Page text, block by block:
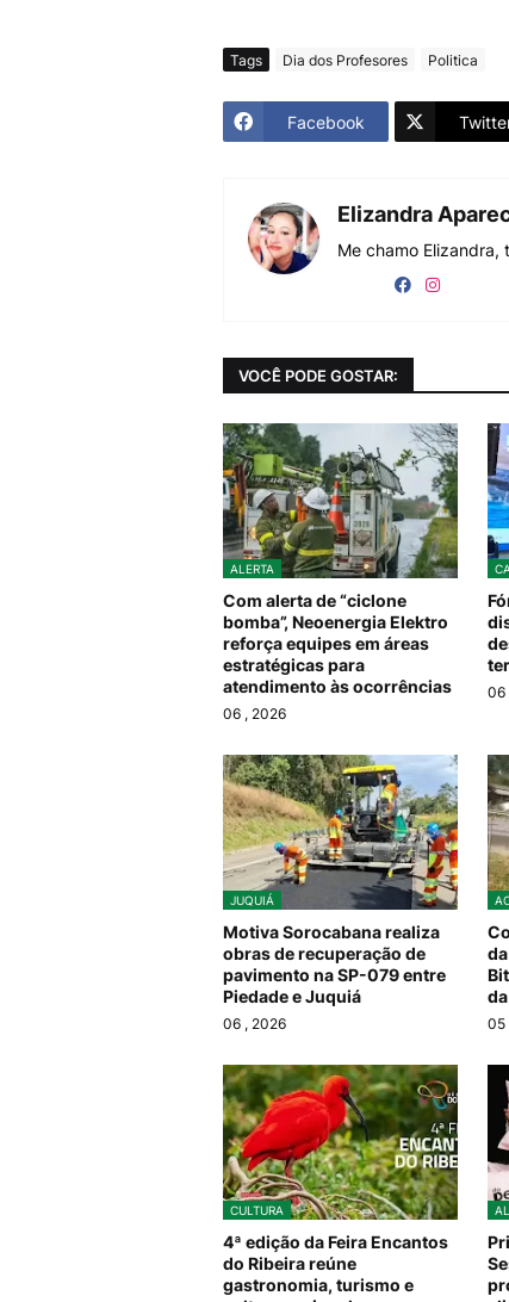
Tags Dia dos Profesores Politica
Facebook
Elizandra
Me chamo Elizandra,
VOCÊ PODE GOSTAR:
ALERTA
Com alerta de “ciclone
bomba”, Neoenergia Elektro
reforça equipes em áreas
estratégicas para
atendimento às ocorrências
06 , 2026
06
JUQUIÁ
Motiva Sorocabana realiza
obras de recuperação de
pavimento na SP-079 entre
Piedade e Juquiá
06 , 2026 05
CULTURA
4ª edição da Feira Encantos
do Ribeira reúne
gastronomia, turismo e